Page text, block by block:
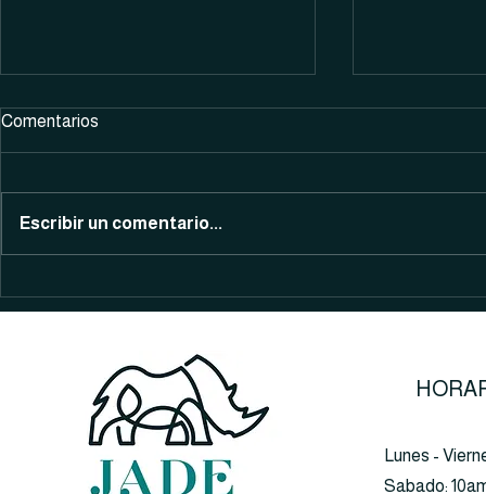
Selenio Vitamina C
Comentarios
Escribir un comentario...
Lunes -
​​Sabado: